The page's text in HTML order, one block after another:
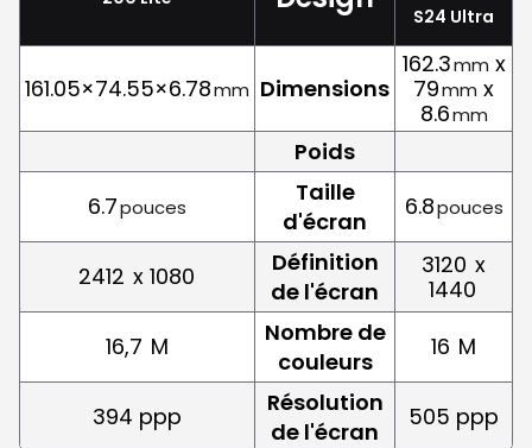
S24 Ultra
161.05×74.55×6.78mm Dimensions
162.3mm x
79mm x
8.6mm
Poids
6.7pouces
Taille
d'écran
6.8pouces
2412 x 1080
Définition
de l'écran
3120 x
1440
16,7 M
Nombre de
couleurs
16 M
394 ppp
Résolution
de l'écran
505 ppp